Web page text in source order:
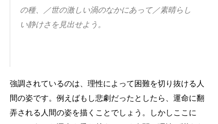
の種、／世の激しい渦のなかにあって／素晴らし
い静けさ を見出せよう。
強調されているのは、理性によって困難を切り抜ける人
間の姿です。例えばもし悲劇だったとしたら、運命に翻
弄される人間の姿を描くことでしょう。しかしここに